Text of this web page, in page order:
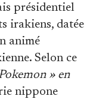
présidentiel
irakiens, datée
animé
Selon ce
» en
nippone